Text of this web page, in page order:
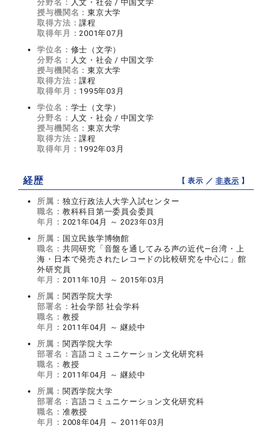
分野名： 人文・社会 / 中国文学
授与機関名：東京大学
取得方法：課程
取得年月：2001年07月
学位名： 修士（文学）
分野名： 人文・社会 / 中国文学
授与機関名：東京大学
取得方法：課程
取得年月： 1995年03月
学位名： 学士（文学）
分野名： 人文・社会 / 中国文学
授与機関名：東京大学
取得方法：課程
取得年月： 1992年03月
経歴 【 表示 ／非表示 】
所属： 独立行政法人大学入試センター
職名： 教科科目第一委員会委員
年月： 2021年04月 ～ 2023年03月
所属： 国立民族学博物館
職名： 共同研究「音盤を通してみる声の近代―台湾・上
海・日本で発売されたレコードの比較研究を中心に」館
外研究員
年月： 2011年10月 ～ 2015年03月
所属： 関西学院大学
部署名： 社会学部 社会学科
職名： 教授
年月： 2011年04月 ～ 継続中
所属： 関西学院大学
部署名： 言語コミュニケーション文化研究科
職名： 教授
年月： 2011年04月 ～ 継続中
所属： 関西学院大学
部署名： 言語コミュニケーション文化研究科
職名： 准教授
年月： 2008年04月 ～ 2011年03月